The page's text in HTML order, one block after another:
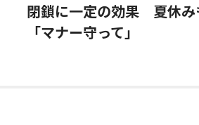
閉鎖に一定の効果 夏休み
「マナー守って」